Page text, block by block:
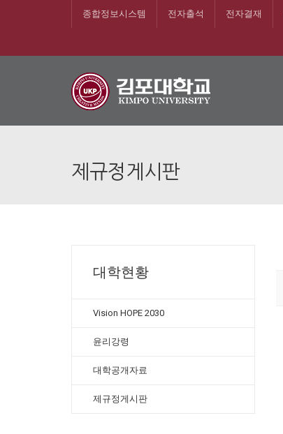
종합정보시스템 전자출석 전자결재
제규정게시판
대학현황
Vision HOPE 2030
윤리강령
대학공개자료
제규정게시판